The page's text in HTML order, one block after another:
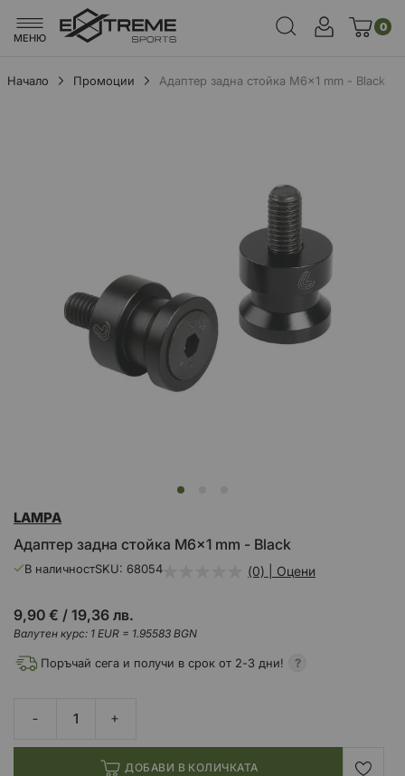
МЕНЮ
0
Начало Промоции
Адаптер задна стойка M6x1 mm - Black
към
на
галерия
Адаптер задна стойка M6x1 mm - Black
LAMPA
В наличностSKU 68054 (0) | Оцени
9,90 € / 19,36 лв.
Валутен курс: 1 EUR = 1.95583 BGN
Поръчай сега и получи в срок от 2-3 дни!
ДОБАВИ В КОЛИЧКАТА